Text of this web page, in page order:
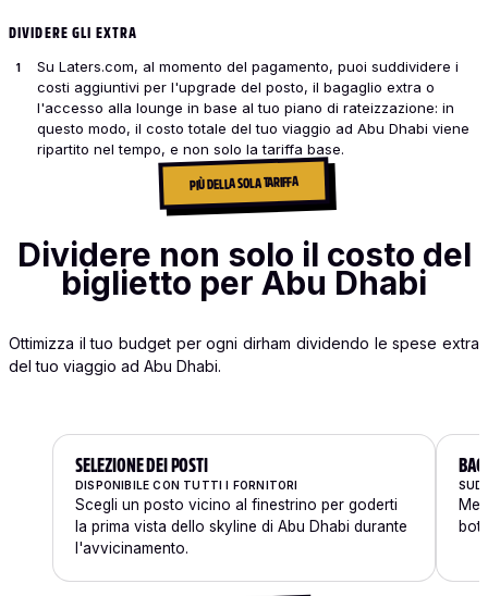
DIVIDERE GLI EXTRA
Su Laters.com, al momento del pagamento, puoi suddividere i
costi aggiuntivi per l'upgrade del posto, il bagaglio extra o
l'accesso alla lounge in base al tuo piano di rateizzazione: in
questo modo, il costo totale del tuo viaggio ad Abu Dhabi viene
ripartito nel tempo, e non solo la tariffa base.
PIÙ DELLA SOLA TARIFFA
Dividere non solo il costo del
biglietto per Abu Dhabi
Ottimizza il tuo budget per ogni dirham dividendo le spese extra
del tuo viaggio ad Abu Dhabi.
SELEZIONE DEI POSTI
DISPONIBILE CON TUTTI I FORNITORI
Scegli un posto vicino al finestrino per goderti
la prima vista dello skyline di Abu Dhabi durante
l'avvicinamento.